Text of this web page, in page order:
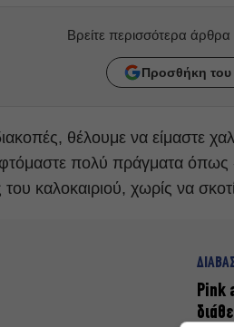
Βρείτε περισσότερα
Προσθήκη
θέλουμε να είμαστε
πολύ πράγματα όπως
του καλοκαιριού, χωρίς να
Pink